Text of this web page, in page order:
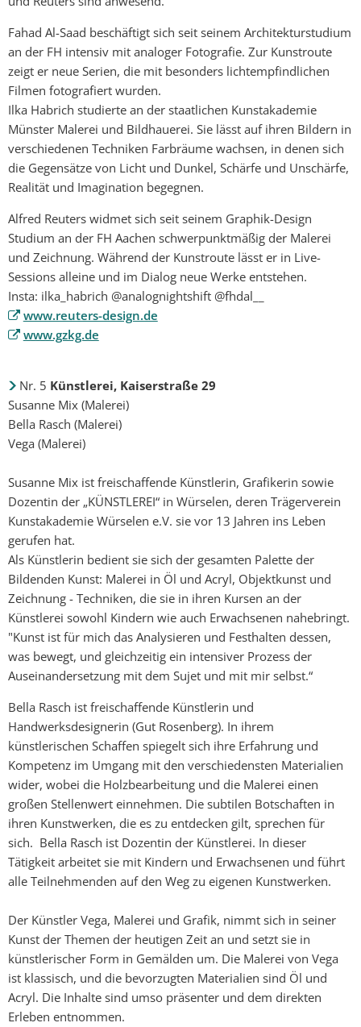
Fahad Al-Saad beschäftigt sich seit seinem Architekturstudium
an der FH intensiv mit analoger Fotografie. Zur Kunstroute
zeigt er neue Serien, die mit besonders lichtempfindlichen
Filmen fotografiert wurden.
Ilka Habrich studierte an der staatlichen Kunstakademie
Münster Malerei und Bildhauerei. Sie lässt auf ihren Bildern in
verschiedenen Techniken Farbräume wachsen, in denen sich
die Gegensätze von Licht und Dunkel, Schärfe und Unschärfe,
Realität und Imagination begegnen.
Alfred Reuters widmet sich seit seinem Graphik-Design
Studium an der FH Aachen schwerpunktmäßig der Malerei
und Zeichnung. Während der Kunstroute lässt er in Live-
Sessions alleine und im Dialog neue Werke entstehen.
Insta: ilka_habrich @analognightshift @fhdal__
www.reuters-design.de
www.gzkg.de
Nr. 5 Künstlerei, Kaiserstraße 29
Susanne Mix (Malerei)
Bella Rasch (Malerei)
Vega (Malerei)
Susanne Mix ist freischaffende Künstlerin, Grafikerin sowie
Dozentin der „KÜNSTLEREI“ in Würselen, deren Trägerverein
Kunstakademie Würselen e.V. sie vor 13 Jahren ins Leben
gerufen hat.
Als Künstlerin bedient sie sich der gesamten Palette der
Bildenden Kunst: Malerei in Öl und Acryl, Objektkunst und
Zeichnung - Techniken, die sie in ihren Kursen an der
Künstlerei sowohl Kindern wie auch Erwachsenen nahebringt.
"Kunst ist für mich das Analysieren und Festhalten dessen,
was bewegt, und gleichzeitig ein intensiver Prozess der
Auseinandersetzung mit dem Sujet und mit mir selbst.“
Bella Rasch ist freischaffende Künstlerin und
Handwerksdesignerin (Gut Rosenberg). In ihrem
künstlerischen Schaffen spiegelt sich ihre Erfahrung und
Kompetenz im Umgang mit den verschiedensten Materialien
wider, wobei die Holzbearbeitung und die Malerei einen
großen Stellenwert einnehmen. Die subtilen Botschaften in
ihren Kunstwerken, die es zu entdecken gilt, sprechen für
sich. Bella Rasch ist Dozentin der Künstlerei. In dieser
Tätigkeit arbeitet sie mit Kindern und Erwachsenen und führt
alle Teilnehmenden auf den Weg zu eigenen Kunstwerken.
Der Künstler Vega, Malerei und Grafik, nimmt sich in seiner
Kunst der Themen der heutigen Zeit an und setzt sie in
künstlerischer Form in Gemälden um. Die Malerei von Vega
ist klassisch, und die bevorzugten Materialien sind Öl und
Acryl. Die Inhalte sind umso präsenter und dem direkten
Erleben entnommen.